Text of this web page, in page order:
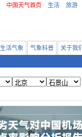
中国天气首页 生活 旅游
生活气象 气象科普
关于我们